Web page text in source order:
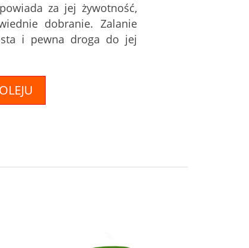
za jej żywotność,
dobranie. Zalanie
i pewna droga do jej